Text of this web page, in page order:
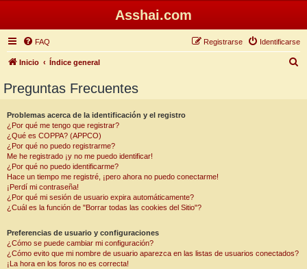
Asshai.com
FAQ Identificarse
Registrarse
Inicio Índice general
Preguntas Frecuentes
Problemas acerca de la identificación y el registro
¿Por qué me tengo que registrar?
¿Qué es COPPA? (APPCO)
¿Por qué no puedo registrarme?
Me he registrado ¡y no me puedo identificar!
¿Por qué no puedo identificarme?
Hace un tiempo me registré, ¡pero ahora no puedo conectarme!
¡Perdí mi contraseña!
¿Por qué mi sesión de usuario expira automáticamente?
¿Cuál es la función de "Borrar todas las cookies del Sitio"?
Preferencias de usuario y configuraciones
¿Cómo se puede cambiar mi configuración?
¿Cómo evito que mi nombre de usuario aparezca en las listas de usuarios conectados?
¡La hora en los foros no es correcta!